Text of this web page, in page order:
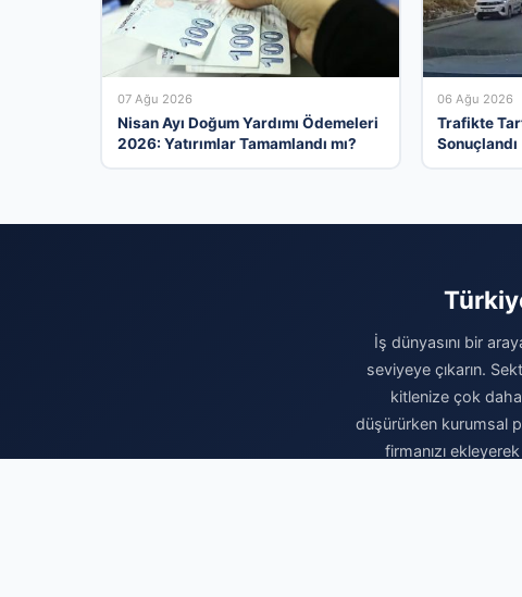
07 Ağu 2026
Nisan Ayı Doğum Yardımı Ödemeleri
2026: Yatırımlar Tamamlandı mı?
06 Ağu 2026
Trafikte
Sonuçlandı
İş dünyasını bir
seviyeye çıkarın.
kitlenize çok
düşürürken kurumsal
firmanızı